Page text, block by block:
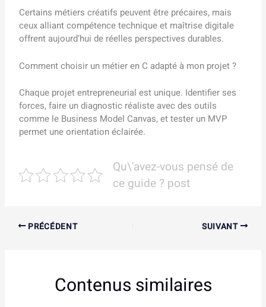
Certains métiers créatifs peuvent être précaires, mais
ceux alliant compétence technique et maîtrise digitale
offrent aujourd’hui de réelles perspectives durables.
Comment choisir un métier en C adapté à mon projet ?
Chaque projet entrepreneurial est unique. Identifier ses
forces, faire un diagnostic réaliste avec des outils
comme le Business Model Canvas, et tester un MVP
permet une orientation éclairée.
Qu\'avez-vous pensé de
ce guide ? post
PRÉCÉDENT SUIVANT
Contenus similaires